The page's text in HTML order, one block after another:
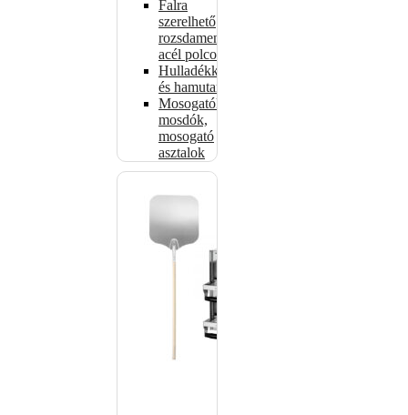
Falra
szerelhető
rozsdamentes
acél polcok
Hulladékkosarak
és hamutartók
Mosogatók,
mosdók,
mosogató
asztalok